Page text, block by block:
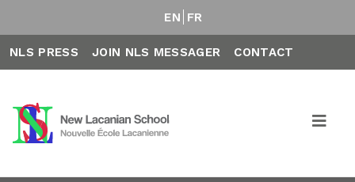
EN FR
NLS PRESS JOIN NLS MESSAGER CONTACT